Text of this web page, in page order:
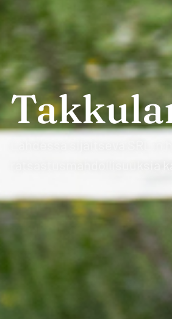
Lahdessa sijaitseva
ratsastusmahdollisuuksia